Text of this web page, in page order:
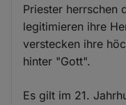
Priester herrschen
legitimieren ihre
verstecken ihre
hinter "Gott".
Es gilt im 21.